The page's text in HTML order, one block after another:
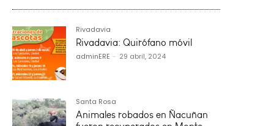
Rivadavia
Rivadavia: Quirófano móvil
adminERE - 29 abril, 2024
Santa Rosa
Animales robados en Ñacuñan